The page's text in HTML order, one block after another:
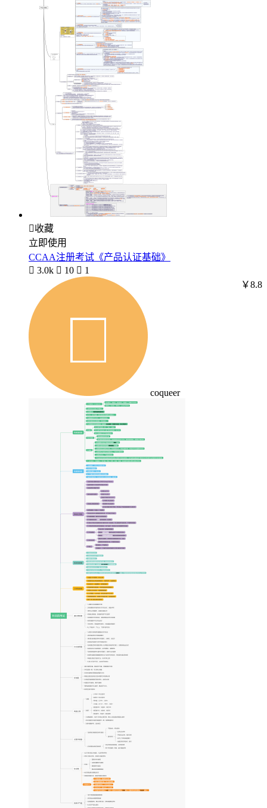
收藏
立即使用
CCAA注册考试《产品认证基础》
 3.0k  10  1
coqueer
￥8.8